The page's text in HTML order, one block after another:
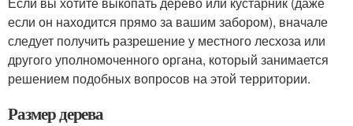
если он находится прямо за вашим забором), вначале
следует получить разрешение у местного лесхоза или
другого уполномоченного органа, который занимается
решением подобных вопросов на этой территории.
Размер дерева